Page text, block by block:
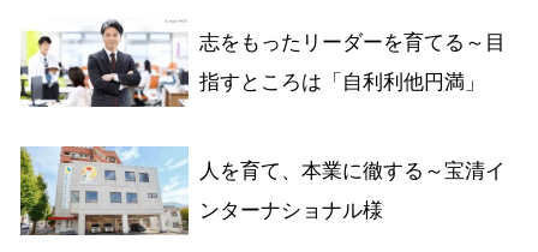
志をもったリーダーを育てる～目
指すところは「自利利他円満」
人を育て、本業に徹する～宝清イ
ンターナショナル様